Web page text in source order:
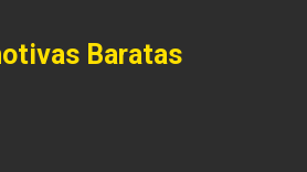
Baratas